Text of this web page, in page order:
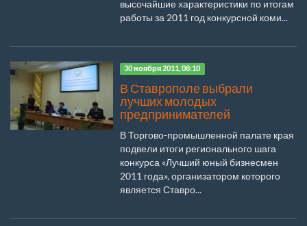
высочайшие характеристики по итогам
работы за 2011 год конкурсной коми...
30 ноября 2011, 08:10
В Ставрополе выбрали
лучших молодых
предпринимателей
В Торгово-промышленной палате края
подвели итоги регионального шага
конкурса «Лучший юный бизнесмен
2011 года», организатором которого
является Ставро...